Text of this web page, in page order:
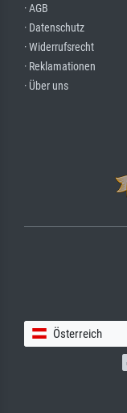
· AGB
· Datenschutz
· Widerrufsrecht
· Reklamationen
· Über uns
Österreich